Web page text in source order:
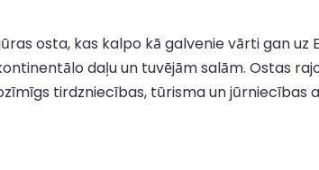
osta, kas kalpo kā galvenie vārti gan uz
daļu un tuvējām salām. Ostas
tirdzniecības, tūrisma un jūrniecības